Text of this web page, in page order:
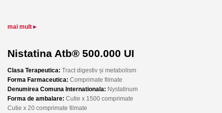
mai mult ▸
Nistatina Atb® 500.000 UI
Clasa Terapeutica: Tract digestiv și metabolism
Forma Farmaceutica: Comprimate filmate
Denumirea Comuna Internationala: Nystatinum
Forma de ambalare: Cutie x 1500 comprimate
Cutie x 20 comprimate filmate